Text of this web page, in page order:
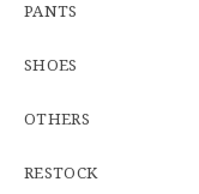
PANTS
SHOES
OTHERS
RESTOCK